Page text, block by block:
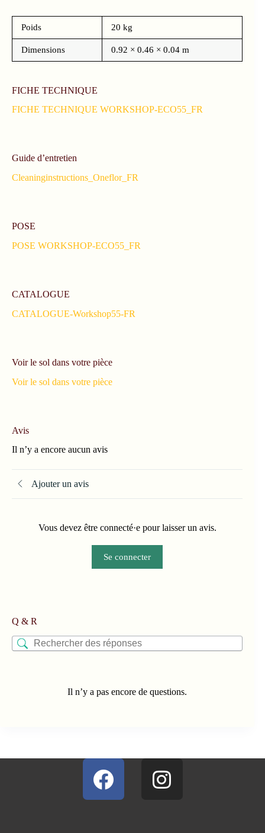
Poids 20 kg
Dimensions 0.92 × 0.46 × 0.04 m
FICHE TECHNIQUE
FICHE TECHNIQUE WORKSHOP-ECO55_FR
Guide d’entretien
Cleaninginstructions_Oneflor_FR
POSE
POSE WORKSHOP-ECO55_FR
CATALOGUE
CATALOGUE-Workshop55-FR
Voir le sol dans votre pièce
Voir le sol dans votre pièce
Avis
Il n’y a encore aucun avis
Ajouter un avis
Vous devez être connecté·e pour laisser un avis.
Se connecter
Q & R
Il n’y a pas encore de questions.